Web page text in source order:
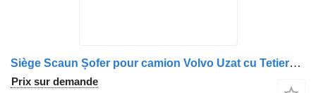
Siège Scaun Șofer pour camion Volvo Uzat cu Tetieră și Centură de Siguranță Integrată
Prix sur demande